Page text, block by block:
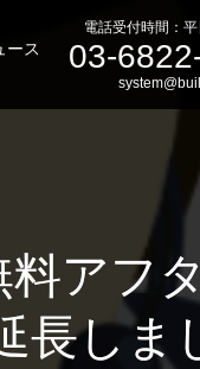
ース
電話受付時間：
03-
アフ
しま